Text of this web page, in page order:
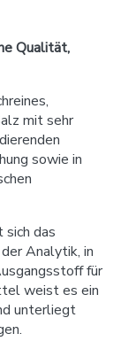
Qualität,
mit sehr
sowie in
sich das
Analytik, in
für
weist es ein
unterliegt